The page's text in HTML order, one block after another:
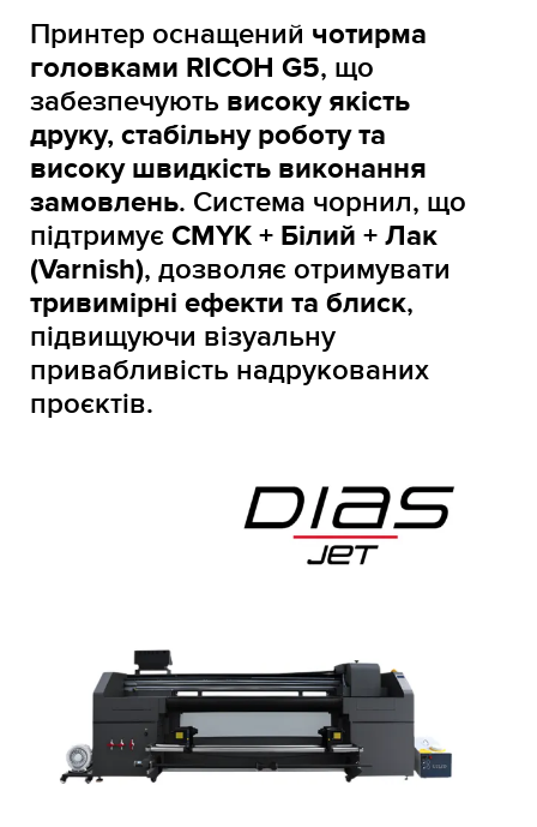
Принтер оснащений чотирма
головками RICOH G5, що
забезпечують високу якість
друку, стабільну роботу та
високу швидкість виконання
замовлень. Система чорнил, що
підтримує CMYK + Білий + Лак
(Varnish), дозволяє отримувати
тривимірні ефекти та блиск,
підвищуючи візуальну
привабливість надрукованих
проєктів.